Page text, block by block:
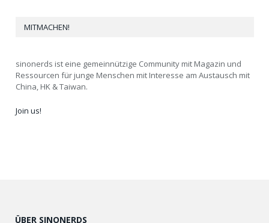
MITMACHEN!
sinonerds ist eine gemeinnützige Community mit Magazin und
Ressourcen für junge Menschen mit Interesse am Austausch mit
China, HK & Taiwan.
Join us!
ÜBER SINONERDS